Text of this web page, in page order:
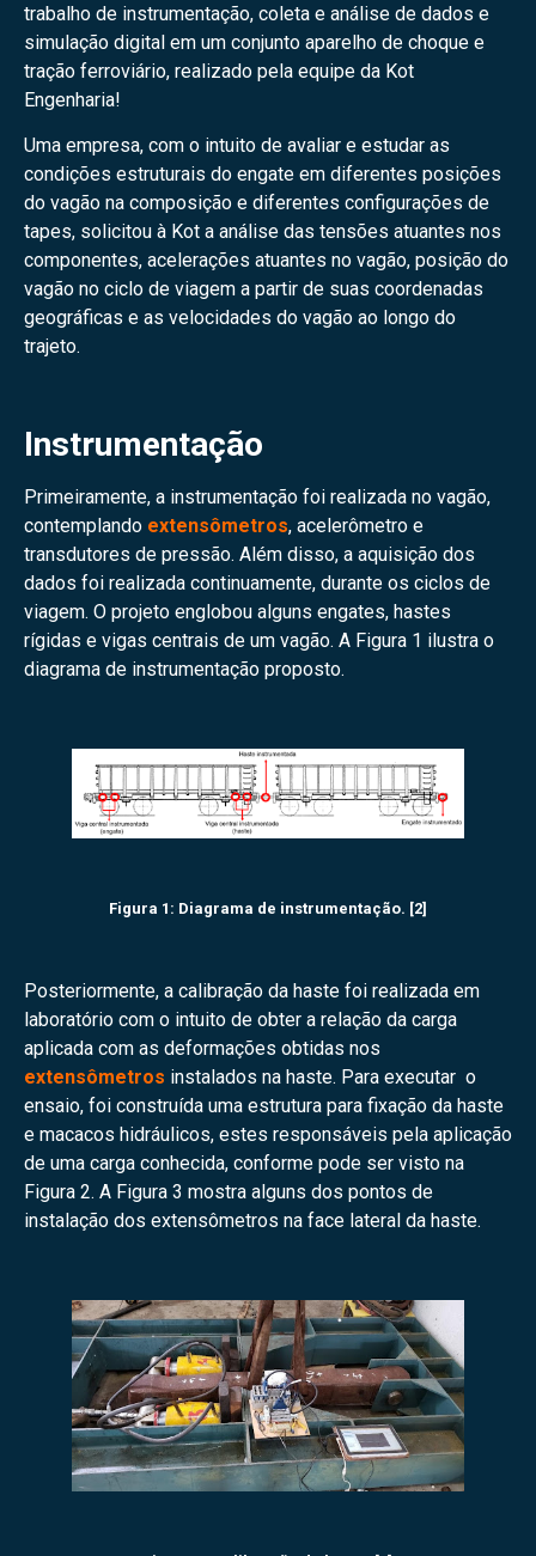
trabalho de instrumentação, coleta e análise de dados e
simulação digital em um conjunto aparelho de choque e
tração ferroviário, realizado pela equipe da Kot
Engenharia!
Uma empresa, com o intuito de avaliar e estudar as
condições estruturais do engate em diferentes posições
do vagão na composição e diferentes configurações de
tapes, solicitou à Kot a análise das tensões atuantes nos
componentes, acelerações atuantes no vagão, posição do
vagão no ciclo de viagem a partir de suas coordenadas
geográficas e as velocidades do vagão ao longo do
trajeto.
Instrumentação
Primeiramente, a instrumentação foi realizada no vagão,
contemplando extensômetros, acelerômetro e
transdutores de pressão. Além disso, a aquisição dos
dados foi realizada continuamente, durante os ciclos de
viagem. O projeto englobou alguns engates, hastes
rígidas e vigas centrais de um vagão. A Figura 1 ilustra o
diagrama de instrumentação proposto.
Figura 1: Diagrama de instrumentação. [2]
Posteriormente, a calibração da haste foi realizada em
laboratório com o intuito de obter a relação da carga
aplicada com as deformações obtidas nos
extensômetros instalados na haste. Para executar o
ensaio, foi construída uma estrutura para fixação da haste
e macacos hidráulicos, estes responsáveis pela aplicação
de uma carga conhecida, conforme pode ser visto na
Figura 2. A Figura 3 mostra alguns dos pontos de
instalação dos extensômetros na face lateral da haste.